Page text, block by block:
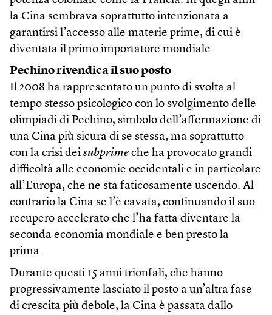
la Cina sembrava soprattutto intenzionata a
garantirsi l’accesso alle materie prime, di cui è
diventata il primo importatore mondiale.
Pechino rivendica il suo posto
Il 2008 ha rappresentato un punto di svolta al
tempo stesso psicologico con lo svolgimento delle
olimpiadi di Pechino, simbolo dell’affermazione di
una Cina più sicura di se stessa, ma soprattutto
con la crisi dei subprime che ha provocato grandi
difficoltà alle economie occidentali e in particolare
all’Europa, che ne sta faticosamente uscendo. Al
contrario la Cina se l’è cavata, continuando il suo
recupero accelerato che l’ha fatta diventare la
seconda economia mondiale e ben presto la
prima.
Durante questi 15 anni trionfali, che hanno
progressivamente lasciato il posto a un’altra fase
di crescita più debole, la Cina è passata dallo